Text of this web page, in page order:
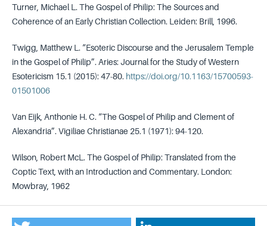
Turner, Michael L. The Gospel of Philip: The Sources and
Coherence of an Early Christian Collection. Leiden: Brill, 1996.
Twigg, Matthew L. “Esoteric Discourse and the Jerusalem Temple
in the Gospel of Philip”. Aries: Journal for the Study of Western
Esotericism 15.1 (2015): 47-80. https://doi.org/10.1163/15700593-
01501006
Van Eijk, Anthonie H. C. “The Gospel of Philip and Clement of
Alexandria”. Vigiliae Christianae 25.1 (1971): 94-120.
Wilson, Robert McL. The Gospel of Philip: Translated from the
Coptic Text, with an Introduction and Commentary. London:
Mowbray, 1962